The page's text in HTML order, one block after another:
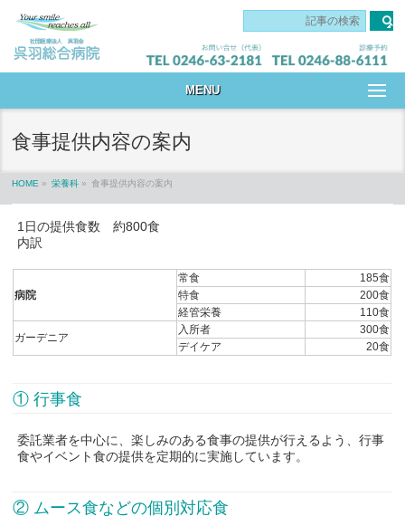
MENU
食事提供内容の案内
HOME » 栄養科 » 食事提供内容の案内
1日の提供食数 約800食
内訳
病院
常食
185食
特食
200食
経管栄養
110食
ガーデニア
入所者 300食
デイケア
20食
① 行事食
委託業者を中心に、楽しみのある食事の提供が行えるよう、行事
食やイベント食の提供を定期的に実施しています。
② ムース食などの個別対応食